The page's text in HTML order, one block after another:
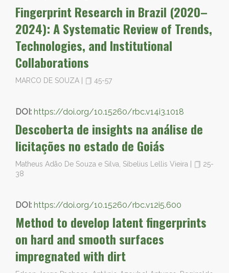
Fingerprint Research in Brazil (2020–
2024): A Systematic Review of Trends,
Technologies, and Institutional
Collaborations
MARCO DE SOUZA 45-57
DOI: https://doi.org/10.15260/rbc.v14i3.1018
Descoberta de insights na análise de
licitações no estado de Goiás
Matheus Adão De Souza e Silva, Sibelius Lellis Vieira
25-
38
DOI: https://doi.org/10.15260/rbc.v12i5.600
Method to develop latent fingerprints
on hard and smooth surfaces
impregnated with dirt